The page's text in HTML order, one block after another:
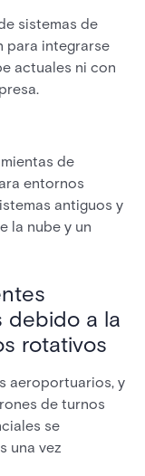
sistemas de
para integrarse
actuales ni con
de
entornos
antiguos y
la nube y un
debido a la
rotativos
aeroportuarios, y
de turnos
se
una vez